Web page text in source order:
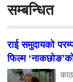
सम्बन्धित
राई समुदायको
फिल्म